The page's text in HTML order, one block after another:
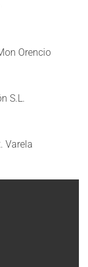
Orencio
S.L.
Varela